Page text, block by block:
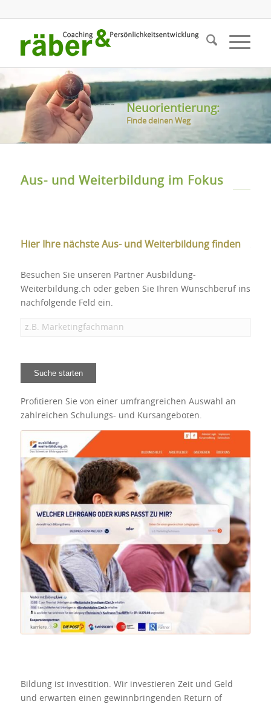
Finde deinen Weg
Neuorientierung:
Aus- und Weiterbildung im Fokus
Hier Ihre nächste Aus- und Weiterbildung finden
Besuchen Sie unseren Partner Ausbildung-
Weiterbildung.ch oder geben Sie Ihren Wunschberuf ins
nachfolgende Feld ein.
Suche starten
Profitieren Sie von einer umfrangreichen Auswahl an
zahlreichen Schulungs- und Kursangeboten.
Hier geht es zu umfrangreichen
Auswahl an zahlreichen Schulungs-
und Kursangeboten auf Ausbildung-
Weiterbildung.ch
Bildung ist investition. Wir investieren Zeit und Geld
und erwarten einen gewinnbringenden Return of